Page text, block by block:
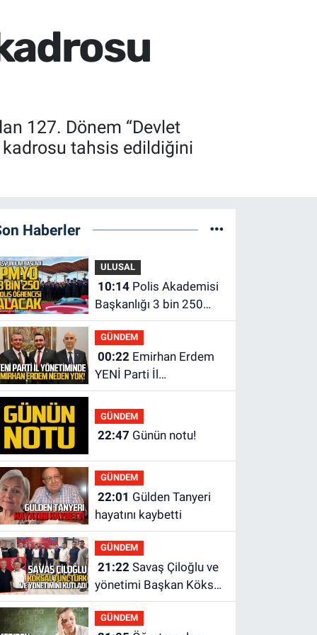
127. Dönem “Devlet
kadrosu tahsis edildiğini
Haberler
ULUSAL
10:14Polis Akademisi
Başkanlığı 3 bin 250
polis öğrencisi alacak.
GÜNDEM
00:22Emirhan Erdem
YENİ Parti İl
yönetiminden neden
yok?
GÜNDEM
22:47 Günün notu!
GÜNDEM
22:01
hayatını kaybetti
GÜNDEM
21:22Savaş Çiloğlu ve
yönetimi Başkan Köksal
Tunçtürk’ü kutladı
GÜNDEM